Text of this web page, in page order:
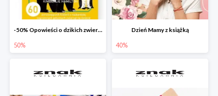
-50% Opowieści o dzikich zwierzętach
50%
Dzień Mamy z książką
40%